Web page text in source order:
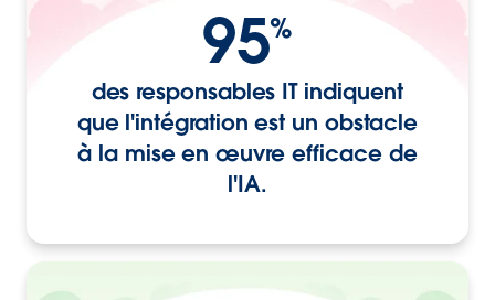
95%
des responsables IT indiquent
que l'intégration est un obstacle
à la mise en œuvre efficace de
l'IA.